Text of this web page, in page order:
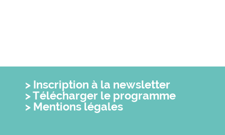
Inscription à la newsletter
Télécharger le programme
Mentions légales